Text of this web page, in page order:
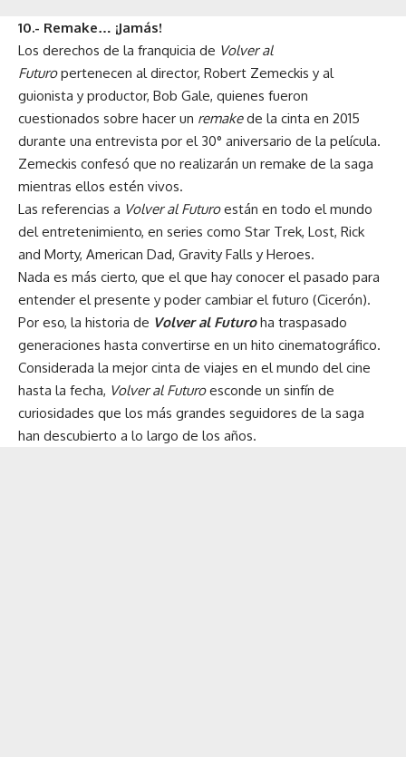
10.- Remake… ¡Jamás!
Los derechos de la franquicia de Volver al
Futuropertenecen al director, Robert Zemeckis y al
guionista y productor, Bob Gale, quienes fueron
cuestionados sobre hacer un remakede la cinta en 2015
durante una entrevista por el 30° aniversario de la película.
Zemeckis confesó que no realizarán un remake de la saga
mientras ellos estén vivos.
Las referencias a Volver al Futuroestán en todo el mundo
del entretenimiento, en series como Star Trek, Lost, Rick
and Morty, American Dad, Gravity Falls y Heroes.
Nada es más cierto, que el que hay conocer el pasado para
entender el presente y poder cambiar el futuro (Cicerón).
Por eso, la historia de Volver al Futuroha traspasado
generaciones hasta convertirse en un hito cinematográfico.
Considerada la mejor cinta de viajes en el mundo del cine
hasta la fecha, Volver al Futuroesconde un sinfín de
curiosidades que los más grandes seguidores de la saga
han descubierto a lo largo de los años.